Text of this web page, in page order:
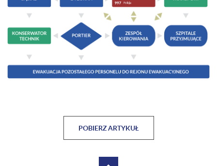
POBIERZ ARTYKUŁ